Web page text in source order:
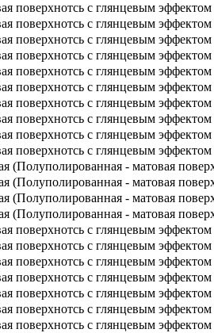
поверхнотсь с глянцевым эффектом
поверхнотсь с глянцевым эффектом
поверхнотсь с глянцевым эффектом
поверхнотсь с глянцевым эффектом
поверхнотсь с глянцевым эффектом
поверхнотсь с глянцевым эффектом
поверхнотсь с глянцевым эффектом
поверхнотсь с глянцевым эффектом
поверхнотсь с глянцевым эффектом
поверхнотсь с глянцевым эффектом
(Полуполированная - матовая
(Полуполированная - матовая
(Полуполированная - матовая
(Полуполированная - матовая
поверхнотсь с глянцевым эффектом
поверхнотсь с глянцевым эффектом
поверхнотсь с глянцевым эффектом
поверхнотсь с глянцевым эффектом
поверхнотсь с глянцевым эффектом
поверхнотсь с глянцевым эффектом
поверхнотсь с глянцевым эффектом